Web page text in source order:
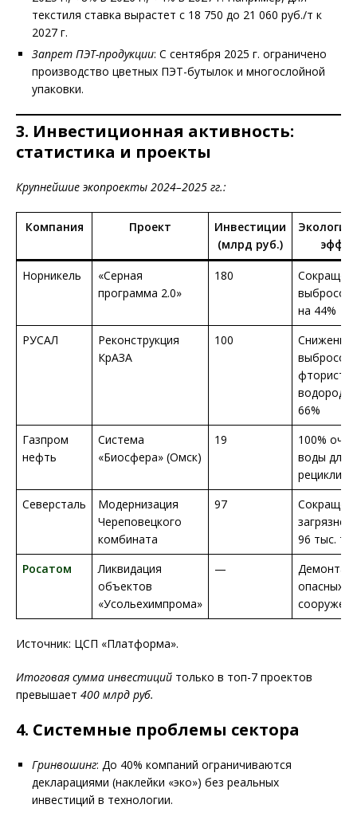
текстиля ставка вырастет с 18 750 до 21 060 руб./т к
2027 г.
Запрет ПЭТ-продукции: С сентября 2025 г. ограничено
производство цветных ПЭТ-бутылок и многослойной
упаковки.
3. Инвестиционная активность:
статистика и проекты
Крупнейшие экопроекты 2024–2025 гг.:
Компания Проект
Инвестиции
(млрд руб.)
Норникель
«Серная
программа 2.0»
180
выбросов
на 44%
РУСАЛ
Реконструкция
КрАЗА
100
Снижение
выбросов
водорода
66%
Газпром
нефть
Система
«Биосфера» (Омск)
19
100%
воды для
Северсталь
Модернизация
Череповецкого
комбината
97
96 тыс. т/
Росатом
Ликвидация
объектов
«Усольехимпрома»
—
Демонтаж
опасных
Источник: ЦСП «Платформа».
Итоговая сумма инвестиций только в топ-7 проектов
превышает 400 млрд руб.
4. Системные проблемы сектора
Гринвошинг: До 40% компаний ограничиваются
декларациями (наклейки «эко») без реальных
инвестиций в технологии.